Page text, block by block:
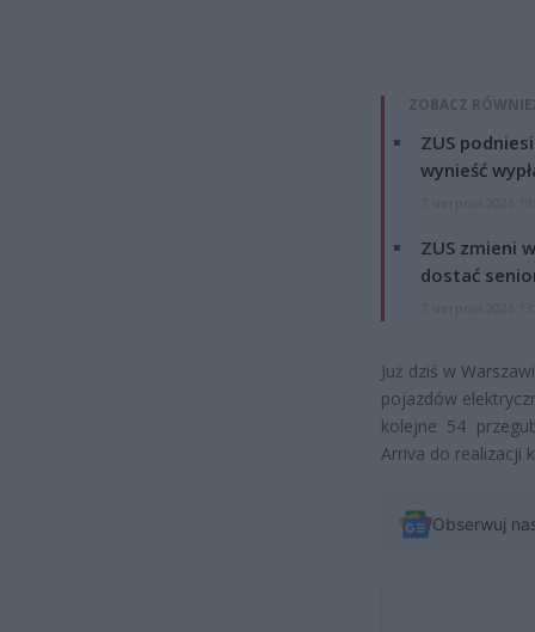
ZOBACZ
ZUS
wynieść
ZUS zmieni
dostać
Już dziś w
pojazdów
kolejne 54
Arriva do realizacji
Obserwuj